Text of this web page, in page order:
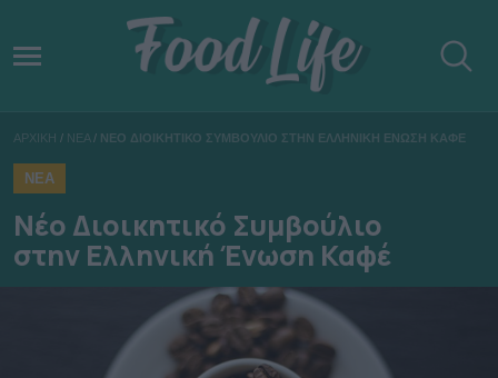
ΑΡΧΙΚΗ / ΝΕΑ / ΝΕΟ ΔΙΟΙΚΗΤΙΚΟ ΣΥΜΒΟΥΛΙΟ ΣΤΗΝ ΕΛΛΗΝΙΚΗ ΕΝΩΣΗ ΚΑΦΕ
ΝΕΑ
Νέο Διοικητικό Συμβούλιο
στην Ελληνική Ένωση Καφέ